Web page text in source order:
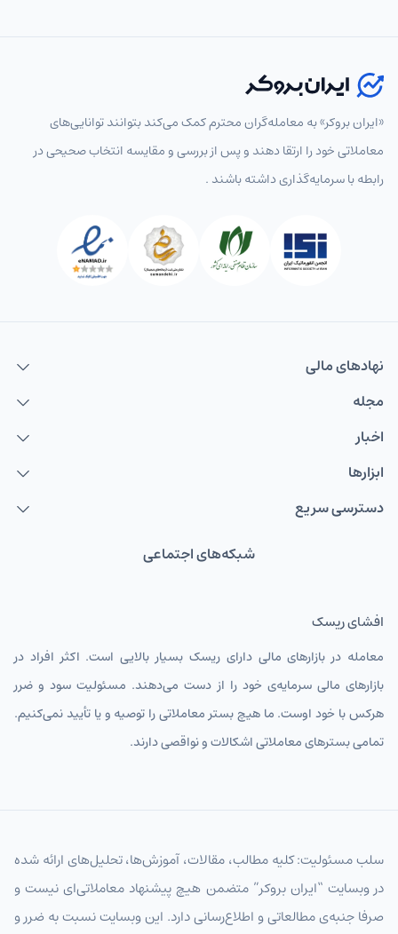
«ایران بروکر» به معامله‌گران محترم کمک می‌کند بتوانند توانایی‌های
معاملاتی خود را ارتقا دهند و پس از بررسی و مقایسه انتخاب‌ صحیحی در
رابطه با سرمایه‌گذاری داشته باشند .
نهاد‌های مالی
مجله
اخبار
ابزارها
دسترسی سریع
شبکه‌های اجتماعی
افشای ریسک
معامله در بازارهای مالی دارای ریسک بسیار بالایی است. اکثر افراد در
بازارهای مالی سرمایه‌ی خود را از دست می‌دهند. مسئولیت سود و ضرر
هرکس با خود اوست. ما هیچ بستر معاملاتی را توصیه و یا تأیید نمی‌کنیم.
تمامی بسترهای معاملاتی اشکالات و نواقصی دارند.
سلب مسئولیت: کلیه مطالب، مقالات، آموزش‌ها، تحلیل‌های ارائه شده
در وبسایت “ایران بروکر” متضمن هیچ پیشنهاد معاملاتی‌ای نیست و
صرفا جنبه‌ی مطالعاتی و اطلاع‌رسانی دارد. این وبسایت نسبت به ضرر و